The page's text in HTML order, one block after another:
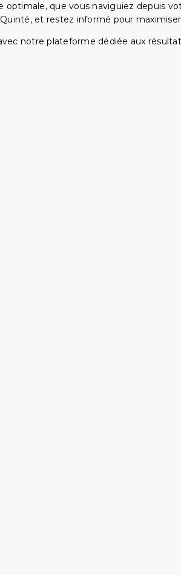
optimale, que vous naviguiez depuis
et restez informé pour
notre plateforme dédiée aux